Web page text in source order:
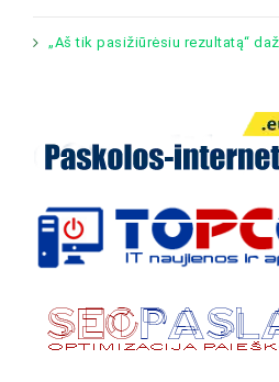
„Aš tik pasižiūrėsiu rezultatą“